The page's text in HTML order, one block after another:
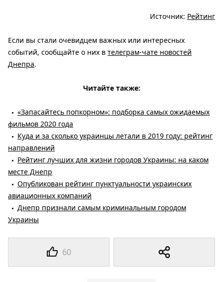
60
Источник: Рейтинг
Если вы стали очевидцем важных или интересных
событий, сообщайте о них в телеграм-чате новостей
Днепра.
Читайте также:
«Запасайтесь попкорном»: подборка самых ожидаемых
фильмов 2020 года
Куда и за сколько украинцы летали в 2019 году: рейтинг
направлений
Рейтинг лучших для жизни городов Украины: на каком
месте Днепр
Опубликован рейтинг пунктуальности украинских
авиационных компаний
Днепр признали самым криминальным городом
Украины